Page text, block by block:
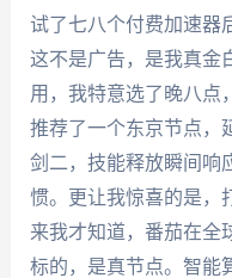
试了七八个付费加速器
这不是广告，是我真金
用，我特意选了晚八点
推荐了一个东京节点，
剑二，技能释放瞬间响
惯。更让我惊喜的是，
来我才知道，番茄在全
标的，是真节点。智能